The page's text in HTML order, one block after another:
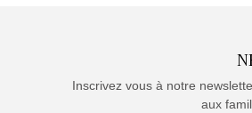
Inscrivez vous à notre
aux